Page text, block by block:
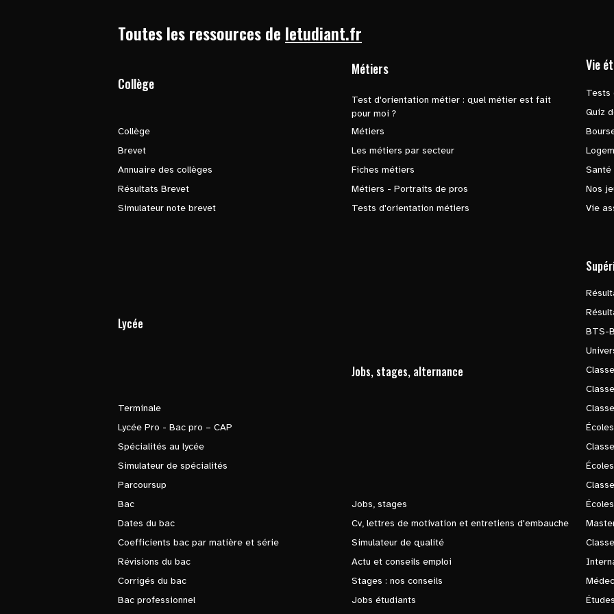
Toutes les ressources de letudiant.fr
Collège
Collège
Brevet
Annuaire des collèges
Résultats Brevet
Simulateur note brevet
Métiers
Test d'orientation métier : quel métier est fait
pour moi ?
Métiers
Les métiers par secteur
Fiches métiers
Métiers - Portraits de pros
Tests d'orientation métiers
Vie
Tests
Quiz
Santé
Nos
Vie
Lycée
Terminale
Lycée Pro - Bac pro – CAP
Spécialités au lycée
Simulateur de spécialités
Parcoursup
Bac
Dates du bac
Coefficients bac par matière et série
Révisions du bac
Corrigés du bac
Bac professionnel
Jobs, stages, alternance
Jobs, stages
Cv, lettres de motivation et entretiens d'embauche
Simulateur de qualité
Actu et conseils emploi
Stages : nos conseils
Jobs étudiants
BTS-